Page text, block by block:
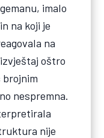
imalo
na koji je
na
oštro
brojnim
nespremna.
nije